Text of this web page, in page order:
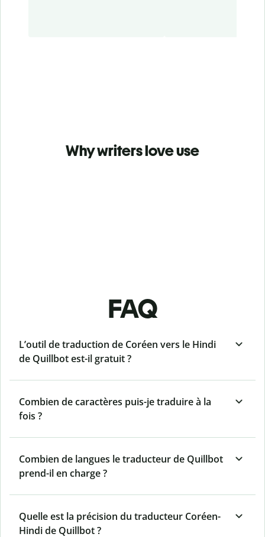
Why writers love use
FAQ
L’outil de traduction de Coréen vers le Hindi
de Quillbot est-il gratuit ?
Combien de caractères puis-je traduire à la
fois ?
Combien de langues le traducteur de Quillbot
prend-il en charge ?
Quelle est la précision du traducteur Coréen-
Hindi de Quillbot ?